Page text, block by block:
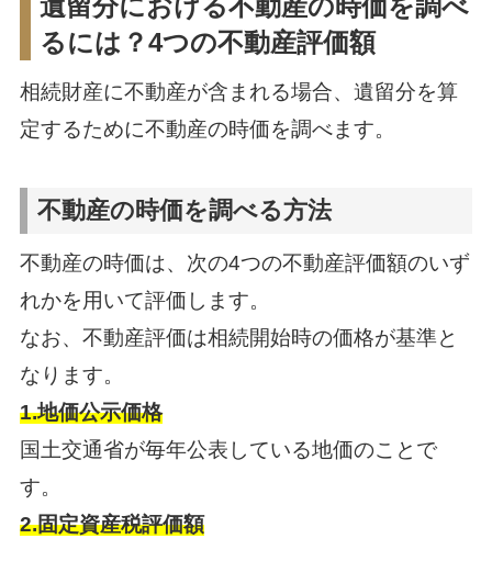
遺留分における不動産の時価を調べ
るには？4つの不動産評価額
相続財産に不動産が含まれる場合、遺留分を算
定するために不動産の時価を調べます。
不動産の時価を調べる方法
不動産の時価は、次の4つの不動産評価額のいず
れかを用いて評価します。
なお、不動産評価は相続開始時の価格が基準と
なります。
1.地価公示価格
国土交通省が毎年公表している地価のことで
す。
2.固定資産税評価額